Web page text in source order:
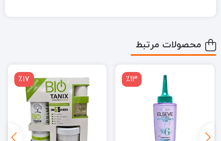
محصولات مرتبط
٪13 ٪17